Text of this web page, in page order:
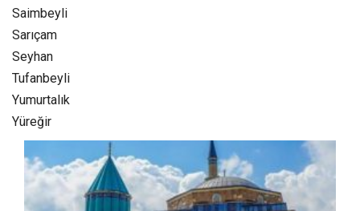
Saimbeyli
Sarıçam
Seyhan
Tufanbeyli‎
Yumurtalık‎
Yüreğir